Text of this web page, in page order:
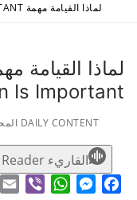
لماذا القيامة مهمة WHY THE RESURRECTION IS IMPORTANT
Is Important
DAILY CONTENT المحتوى اليومي
القاريء Reader
Facebook
Messenger
Viber